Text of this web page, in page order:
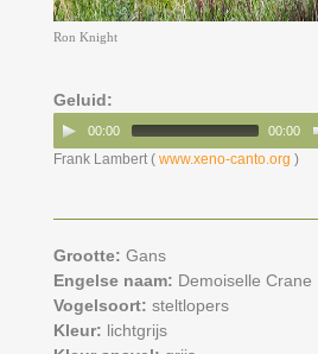
Ron Knight
Geluid:
00:00 00:00
Frank Lambert ( www.xeno-canto.org )
Grootte: Gans
Engelse naam: Demoiselle Crane
Vogelsoort: steltlopers
Kleur: lichtgrijs